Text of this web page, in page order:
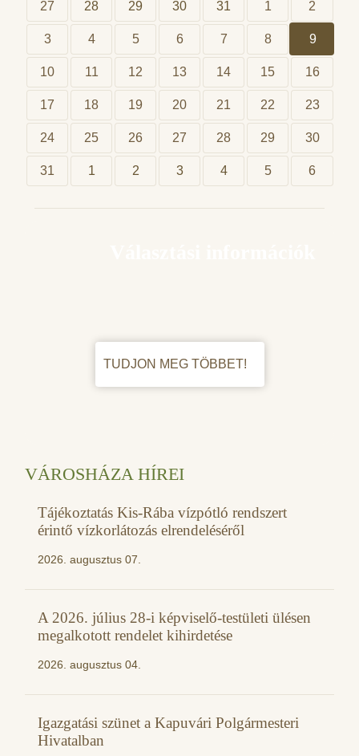
27 28 29 30 31 1 2
3 4 5 6 7 8 9
10 11 12 13 14 15 16
17 18 19 20 21 22 23
24 25 26 27 28 29 30
31 1 2 3 4 5 6
TUDJON MEG TÖBBET!
VÁROSHÁZA HÍREI
Tájékoztatás Kis-Rába vízpótló rendszert
érintő vízkorlátozás elrendeléséről
2026. augusztus 07.
A 2026. július 28-i képviselő-testületi ülésen
megalkotott rendelet kihirdetése
2026. augusztus 04.
Igazgatási szünet a Kapuvári Polgármesteri
Hivatalban